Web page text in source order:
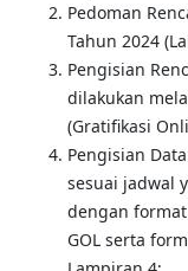
Pedoman
Tahun 2024
Pengisian
dilakukan
(Gratifikasi
Pengisian
sesuai jadwal
dengan
GOL serta